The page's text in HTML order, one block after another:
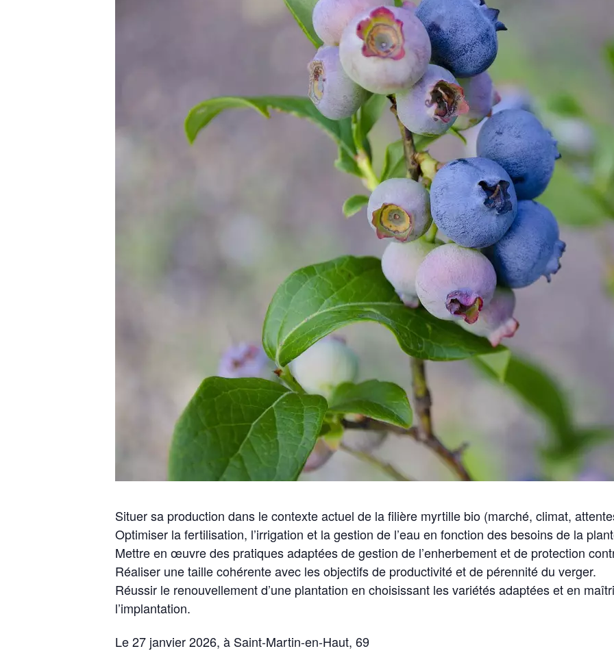
Situer sa production dans le contexte actuel de la filière myrtille bio (marché, climat,
Optimiser la fertilisation, l’irrigation et la gestion de l’eau en fonction des besoins de la
Mettre en œuvre des pratiques adaptées de gestion de l’enherbement et de protection
Réaliser une taille cohérente avec les objectifs de productivité et de pérennité du verger.
Réussir le renouvellement d’une plantation en choisissant les variétés adaptées et en
l’implantation.
Le 27 janvier 2026, à Saint-Martin-en-Haut, 69